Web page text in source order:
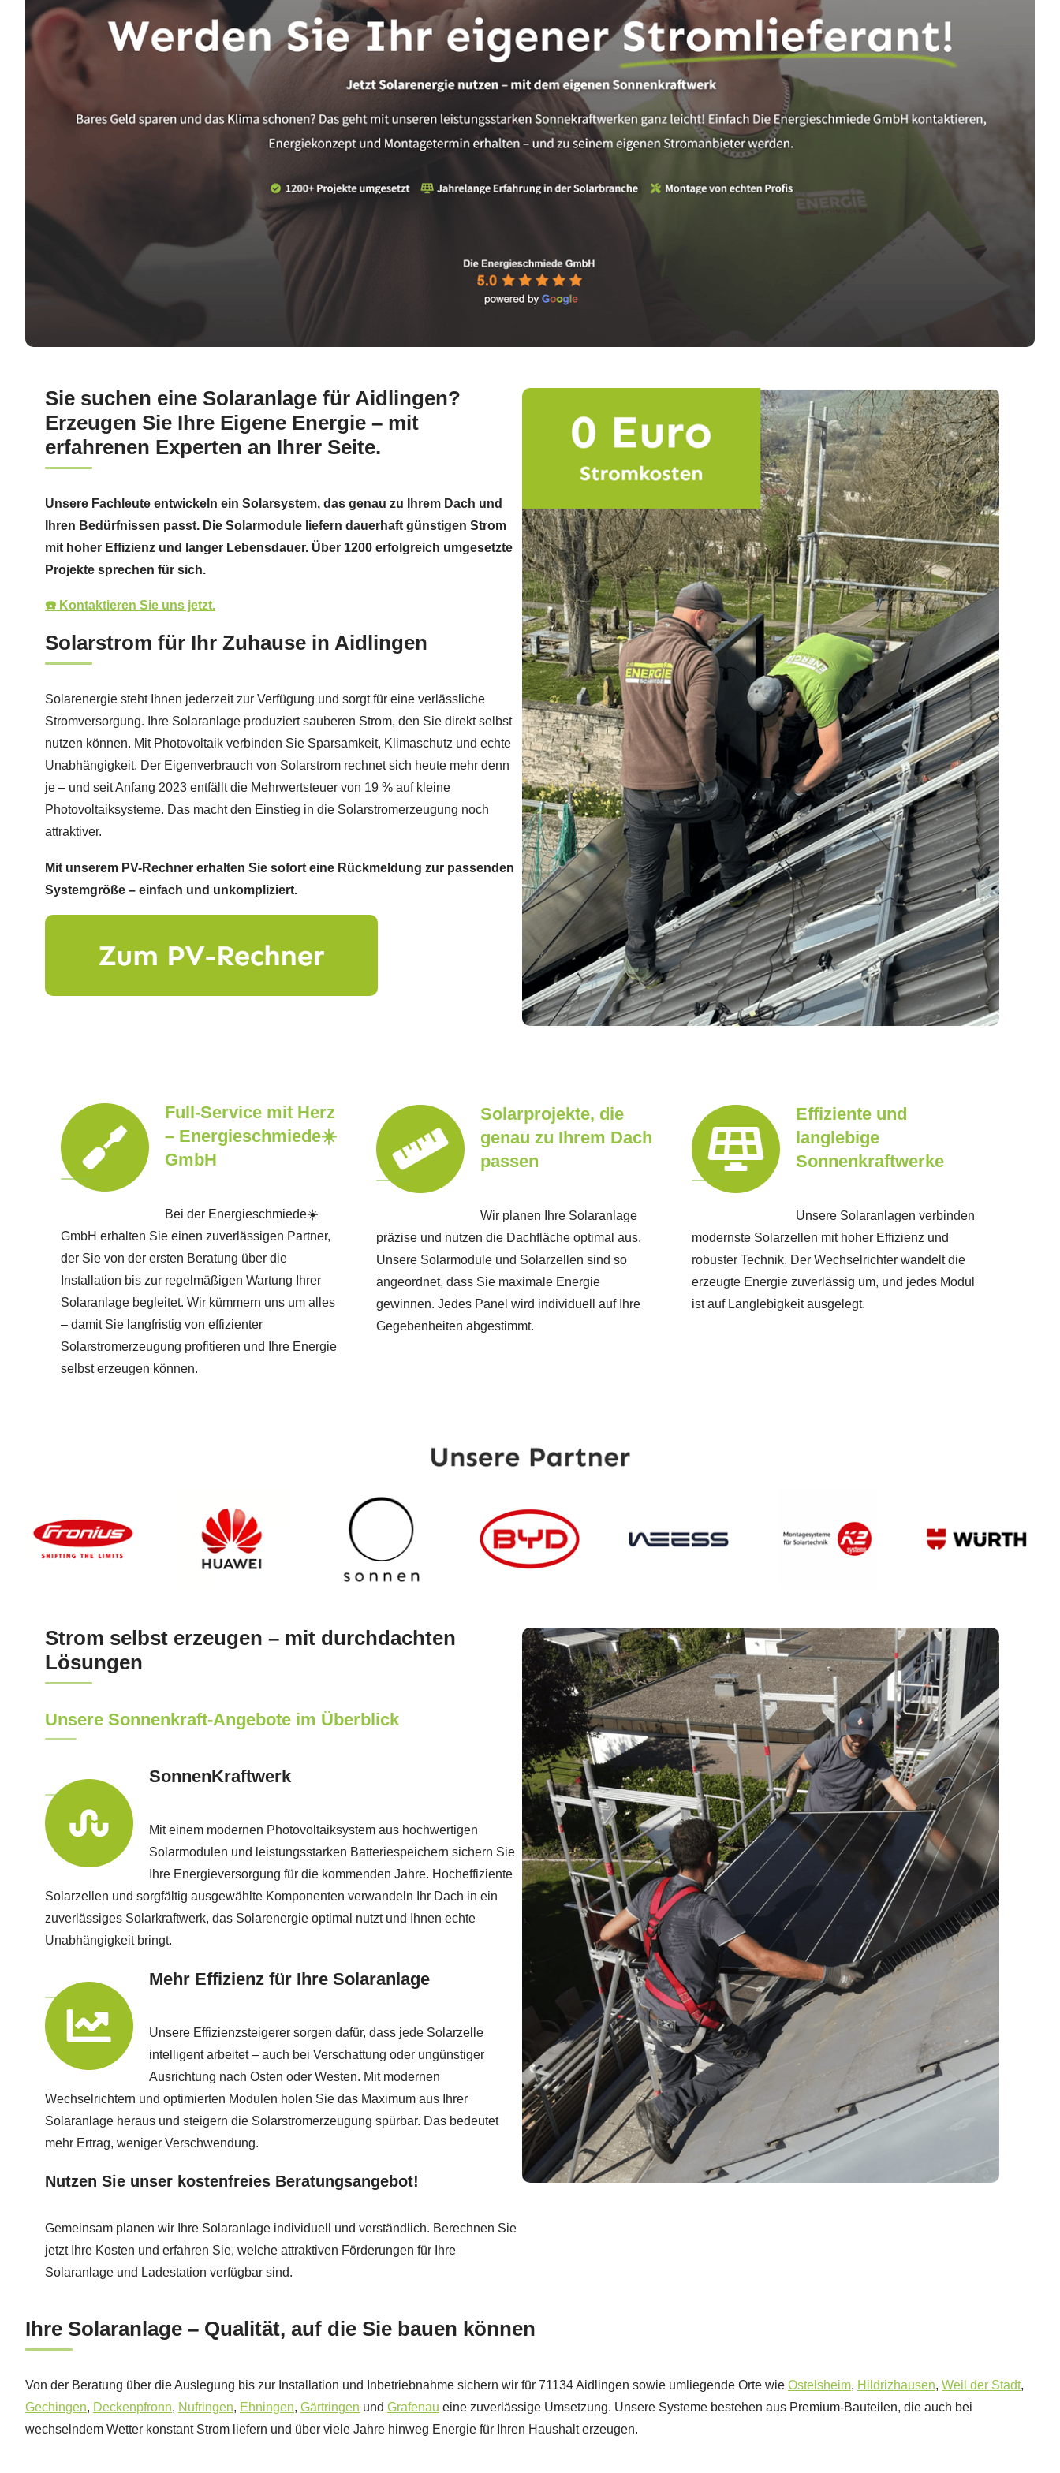
Sie suchen eine Solaranlage für Aidlingen?
Erzeugen Sie Ihre Eigene Energie – mit
erfahrenen Experten an Ihrer Seite.
Unsere Fachleute entwickeln ein Solarsystem, das genau zu Ihrem Dach und
Ihren Bedürfnissen passt. Die Solarmodule liefern dauerhaft günstigen Strom
mit hoher Effizienz und langer Lebensdauer. Über 1200 erfolgreich umgesetzte
Projekte sprechen für sich.
☎️ Kontaktieren Sie uns jetzt.
Solarstrom für Ihr Zuhause in Aidlingen
Solarenergie steht Ihnen jederzeit zur Verfügung und sorgt für eine verlässliche
Stromversorgung. Ihre Solaranlage produziert sauberen Strom, den Sie direkt selbst
nutzen können. Mit Photovoltaik verbinden Sie Sparsamkeit, Klimaschutz und echte
Unabhängigkeit. Der Eigenverbrauch von Solarstrom rechnet sich heute mehr denn
je – und seit Anfang 2023 entfällt die Mehrwertsteuer von 19 % auf kleine
Photovoltaiksysteme. Das macht den Einstieg in die Solarstromerzeugung noch
attraktiver.
Mit unserem PV-Rechner erhalten Sie sofort eine Rückmeldung zur passenden
Systemgröße – einfach und unkompliziert.
Full-Service mit Herz
– Energieschmiede☀️
GmbH
Bei der Energieschmiede☀️
GmbH erhalten Sie einen zuverlässigen Partner,
der Sie von der ersten Beratung über die
Installation bis zur regelmäßigen Wartung Ihrer
Solaranlage begleitet. Wir kümmern uns um alles
– damit Sie langfristig von effizienter
Solarstromerzeugung profitieren und Ihre Energie
selbst erzeugen können.
Solarprojekte, die
genau zu Ihrem Dach
passen
Wir planen Ihre Solaranlage
präzise und nutzen die Dachfläche optimal aus.
Unsere Solarmodule und Solarzellen sind so
angeordnet, dass Sie maximale Energie
gewinnen. Jedes Panel wird individuell auf Ihre
Gegebenheiten abgestimmt.
Effiziente und
langlebige
Sonnenkraftwerke
Unsere Solaranlagen verbinden
modernste Solarzellen mit hoher Effizienz und
robuster Technik. Der Wechselrichter wandelt die
erzeugte Energie zuverlässig um, und jedes Modul
ist auf Langlebigkeit ausgelegt.
Strom selbst erzeugen – mit durchdachten
Lösungen
Unsere Sonnenkraft-Angebote im Überblick
SonnenKraftwerk
Mit einem modernen Photovoltaiksystem aus hochwertigen
Solarmodulen und leistungsstarken Batteriespeichern sichern Sie
Ihre Energieversorgung für die kommenden Jahre. Hocheffiziente
Solarzellen und sorgfältig ausgewählte Komponenten verwandeln Ihr Dach in ein
zuverlässiges Solarkraftwerk, das Solarenergie optimal nutzt und Ihnen echte
Unabhängigkeit bringt.
Mehr Effizienz für Ihre Solaranlage
Unsere Effizienzsteigerer sorgen dafür, dass jede Solarzelle
intelligent arbeitet – auch bei Verschattung oder ungünstiger
Ausrichtung nach Osten oder Westen. Mit modernen
Wechselrichtern und optimierten Modulen holen Sie das Maximum aus Ihrer
Solaranlage heraus und steigern die Solarstromerzeugung spürbar. Das bedeutet
mehr Ertrag, weniger Verschwendung.
Nutzen Sie unser kostenfreies Beratungsangebot!
Gemeinsam planen wir Ihre Solaranlage individuell und verständlich. Berechnen Sie
jetzt Ihre Kosten und erfahren Sie, welche attraktiven Förderungen für Ihre
Solaranlage und Ladestation verfügbar sind.
Ihre Solaranlage – Qualität, auf die Sie bauen können
Von der Beratung über die Auslegung bis zur Installation und Inbetriebnahme sichern wir für 71134 Aidlingen sowie umliegende Orte wie Ostelsheim, Hildrizhausen, Weil der Stadt,
Gechingen, Deckenpfronn, Nufringen, Ehningen, Gärtringen und Grafenau eine zuverlässige Umsetzung. Unsere Systeme bestehen aus Premium-Bauteilen, die auch bei
wechselndem Wetter konstant Strom liefern und über viele Jahre hinweg Energie für Ihren Haushalt erzeugen.